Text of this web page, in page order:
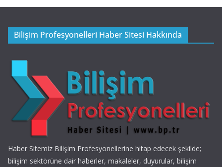
Bilişim Profesyonelleri Haber Sitesi Hakkında
Haber Sitemiz Bilişim Profesyonellerine hitap edecek şekilde;
bilişim sektörüne dair haberler, makaleler, duyurular, bilişim